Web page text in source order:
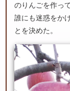
のりんごを作っ
誰にも迷惑をか
とを決めた。